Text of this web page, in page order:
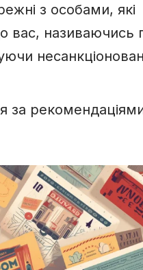
з особами, які
вас, називаючись
за